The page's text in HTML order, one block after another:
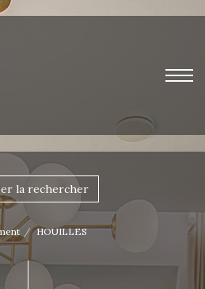
la rechercher
HOUILLES